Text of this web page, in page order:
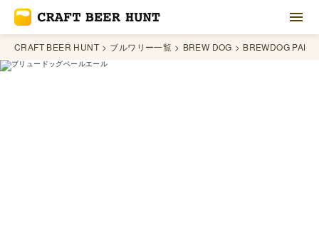
CRAFT BEER HUNT ブルワリー一覧 BREW DOG BREWDOG PALE